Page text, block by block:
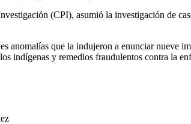
(CPI), asumió la investigación de
anomalías que la indujeron a enunciar nueve
indígenas y remedios fraudulentos contra la